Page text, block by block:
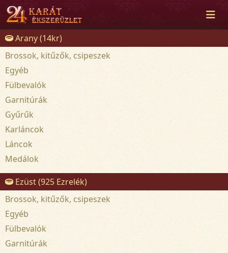
Arany (14kr)
Brossok, kitűzők, csipeszek
Egyéb
Fülbevalók
Garnitúrák
Gyűrűk
Karláncok
Láncok
Medálok
Ezüst (925 Ezrelék)
Brossok, kitűzők, csipeszek
Egyéb
Fülbevalók
Garnitúrák